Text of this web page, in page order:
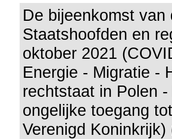
De bijeenkomst
Staatshoofden en
oktober 2021
Energie - Migratie -
rechtstaat in Polen
ongelijke toegang
Verenigd Koninkrijk)